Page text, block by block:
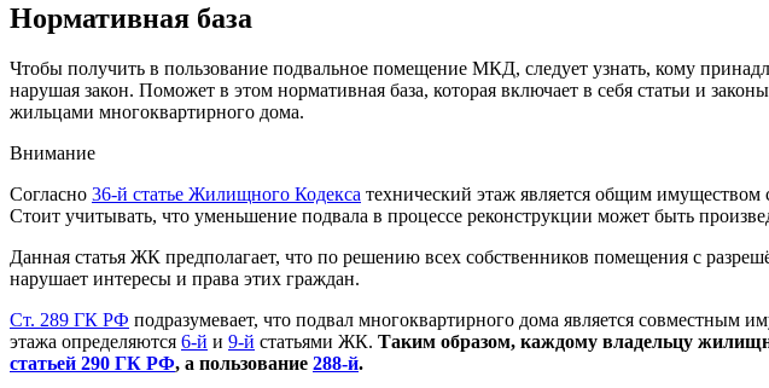
Нормативная база
Чтобы получить в пользование подвальное помещение МКД, следует узнать, кому
нарушая закон. Поможет в этом нормативная база, которая включает в себя статьи и
жильцами многоквартирного дома.
Внимание
Согласно 36-й статье Жилищного Кодекса технический этаж является общим имуществом
Стоит учитывать, что уменьшение подвала в процессе реконструкции может быть
Данная статья ЖК предполагает, что по решению всех собственников помещения с
нарушает интересы и права этих граждан.
Ст. 289 ГК РФ подразумевает, что подвал многоквартирного дома является совместным
этажа определяются 6-й и 9-й статьями ЖК. Таким образом, каждому владельцу
статьей 290 ГК РФ, а пользование 288-й.